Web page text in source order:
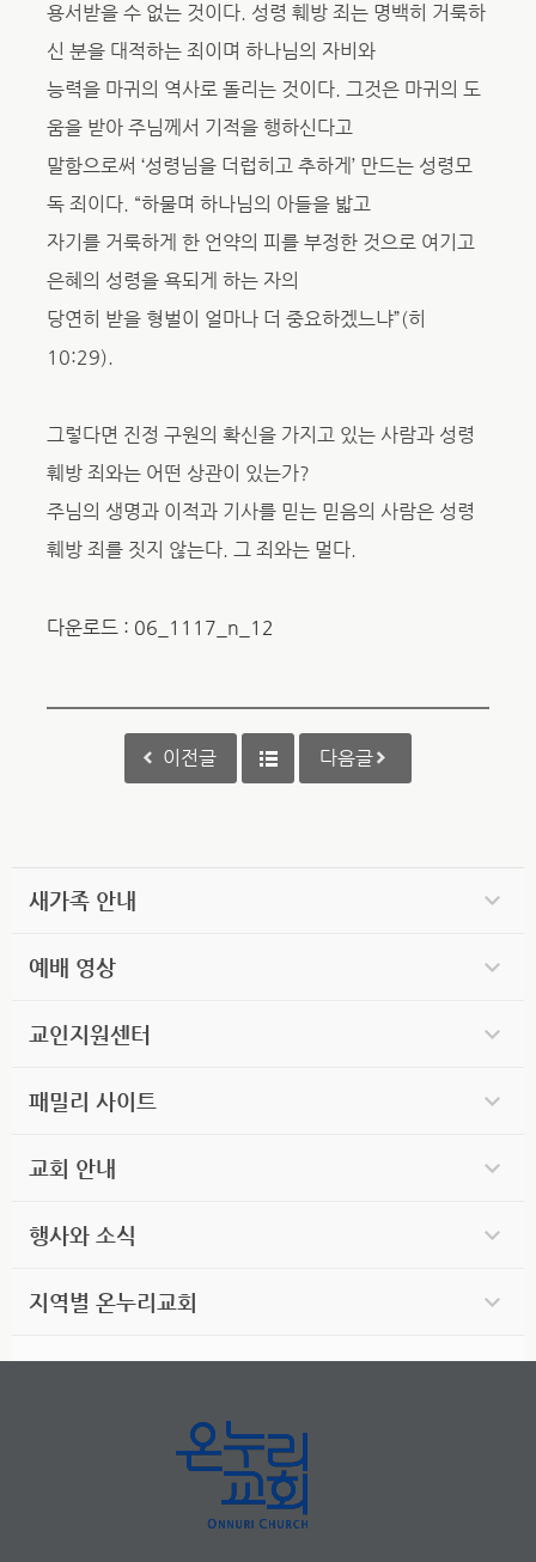
용서받을 수 없는 것이다. 성령 훼방 죄는 명백히 거룩하
신 분을 대적하는 죄이며 하나님의 자비와
능력을 마귀의 역사로 돌리는 것이다. 그것은 마귀의 도
움을 받아 주님께서 기적을 행하신다고
말함으로써 ‘성령님을 더럽히고 추하게’ 만드는 성령모
독 죄이다. “하물며 하나님의 아들을 밟고
자기를 거룩하게 한 언약의 피를 부정한 것으로 여기고
은혜의 성령을 욕되게 하는 자의
당연히 받을 형벌이 얼마나 더 중요하겠느냐”(히
10:29).
그렇다면 진정 구원의 확신을 가지고 있는 사람과 성령
훼방 죄와는 어떤 상관이 있는가?
주님의 생명과 이적과 기사를 믿는 믿음의 사람은 성령
훼방 죄를 짓지 않는다. 그 죄와는 멀다.
다운로드 : 06_1117_n_12
이전글 다음글
새가족 안내
예배 영상
교인지원센터
패밀리 사이트
교회 안내
행사와 소식
지역별 온누리교회